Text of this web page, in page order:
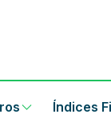
Índices